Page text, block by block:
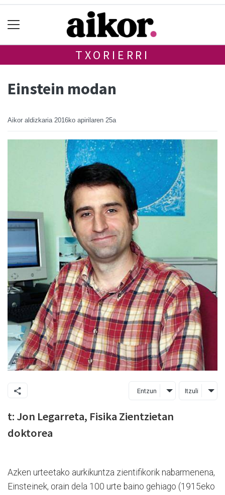
TXORIERRI
Einstein modan
Aikor aldizkaria 2016ko apirilaren 25a
Entzun Itzuli
t: Jon Legarreta, Fisika Zientzietan
doktorea
Azken urteetako aurkikuntza zientifikorik nabarmenena,
Einsteinek, orain dela 100 urte baino gehiago (1915eko